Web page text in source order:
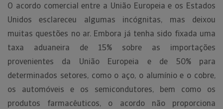
O acordo comercial entre a União Europeia e os Estados
Unidos esclareceu algumas incógnitas, mas deixou
muitas questões no ar. Embora já tenha sido fixada uma
taxa aduaneira de 15% sobre as importações
provenientes da União Europeia e de 50% para
determinados setores, como o aço, o alumínio e o cobre,
os automóveis e os semicondutores, bem como os
produtos farmacêuticos, o acordo não proporciona